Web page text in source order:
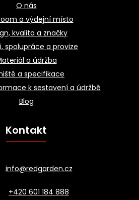
O nás
a výdejní místo
kvalita a značky
spolupráce a provize
a údržba
a specifikace
k sestavení a údržbě
Blog
Kontakt
info@redgarden.cz
+420 601 184 888